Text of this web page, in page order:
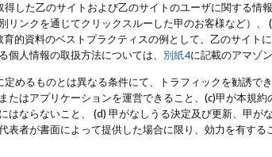
した乙のサイトおよび乙のサイトのユーザに関する情
ンクを通じてクリックスルーした甲のお客様など）、
的資料のベストプラクティスの例として、乙のサイト
人情報の取扱方法については、 別紙4に記載のアマゾ
めるものとは異なる条件にて、トラフィックを勧誘で
はアプリケーションを運営できること、(c)甲が本規
ならないこと、 (d) 甲がなしうる決定及び更新、甲が
者が書面によって提供した場合に限り、効力を有する